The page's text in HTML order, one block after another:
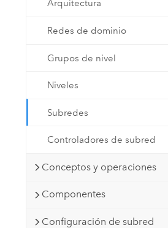
Crear aplicaciones de
Arquitectura
Redes de dominio
Grupos de nivel
Niveles
Subredes
Controladores de subred
Conceptos y operaciones
Componentes
Configuración de subred